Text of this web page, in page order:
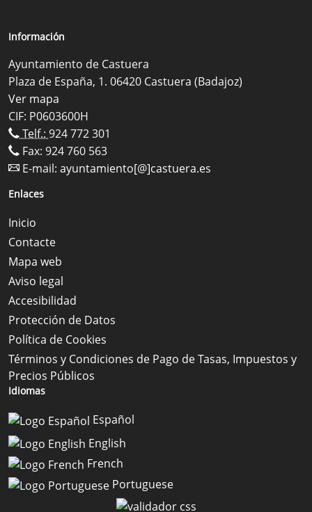
Información
Ayuntamiento de Castuera
Plaza de España, 1. 06420 Castuera (Badajoz)
Ver mapa
CIF: P0603600H
Telf.: 924 772 301
Fax: 924 760 563
E-mail: ayuntamiento[@]castuera.es
Enlaces
Inicio
Contacte
Mapa web
Aviso legal
Accesibilidad
Protección de Datos
Política de Cookies
Términos y Condiciones de Pago de Tasas, Impuestos y
Precios Públicos
Idiomas
Español
English
French
Portuguese